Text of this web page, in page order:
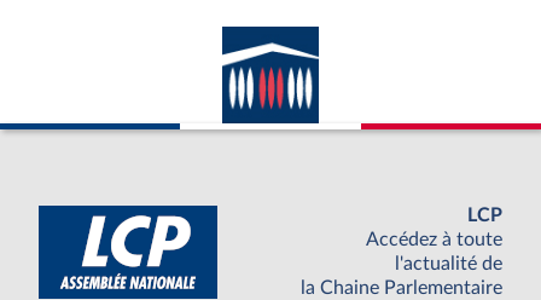
LCP
Accédez à toute
l'actualité de
la Chaine Parlementaire